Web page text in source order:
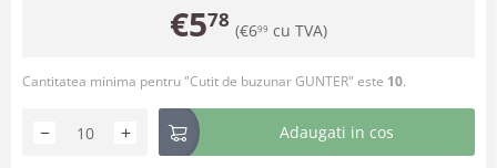
€578 (€699 cu TVA)
Cantitatea minima pentru "Cutit de buzunar GUNTER" este 10.
+
− Adaugati in cos